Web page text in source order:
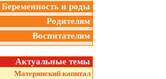
Беременность и роды
Родителям
Воспитателям
Актуальные темы
Материнский капитал